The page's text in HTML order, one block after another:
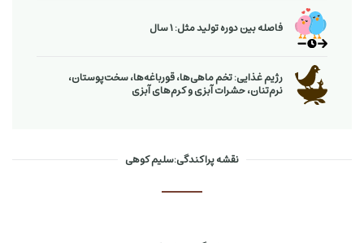
فاصله بین دوره تولید مثل: 1 سال
رژیم غذایی: تخم ماهی‌ها، قورباغه‌ها، سخت‌پوستان،
نرم‌تنان، حشرات آبزی و كرم‌های آبزی
نقشه پراکندگی:سلیم کوهی